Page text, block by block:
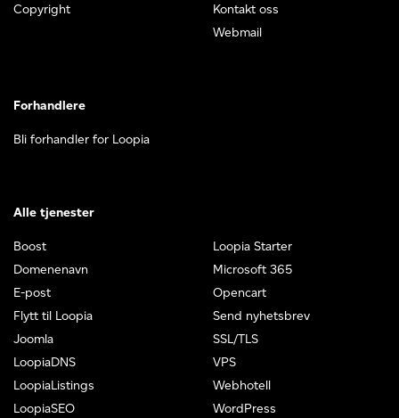
Copyright
Kontakt oss
Webmail
Forhandlere
Bli forhandler for Loopia
Alle tjenester
Boost
Domenenavn
E-post
Flytt til Loopia
Joomla
LoopiaDNS
LoopiaListings
LoopiaSEO
Loopia Starter
Microsoft 365
Opencart
Send nyhetsbrev
SSL/TLS
VPS
Webhotell
WordPress